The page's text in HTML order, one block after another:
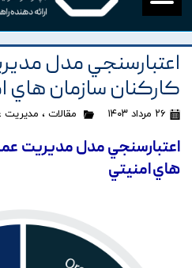
اعتبارسنجي مدل
کارکنان سازمان هاي
۲۶ مرداد ۱۴۰۳ مقالات ، مدیریت
اعتبارسنجي مدل مديريت
هاي امنيتي